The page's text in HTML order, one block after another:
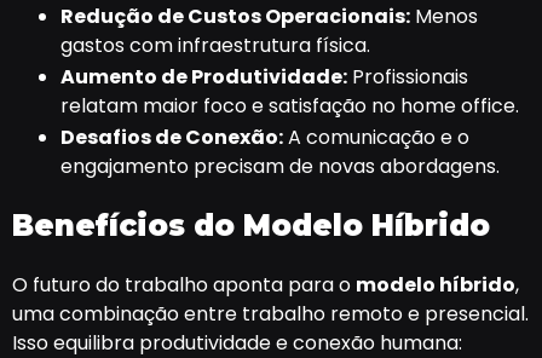
Redução de Custos Operacionais: Menos
gastos com infraestrutura física.
Aumento de Produtividade: Profissionais
relatam maior foco e satisfação no home office.
Desafios de Conexão:A comunicação e o
engajamento precisam de novas abordagens.
Benefícios do Modelo Híbrido
O futuro do trabalho aponta para o modelo híbrido,
uma combinação entre trabalho remoto e presencial.
Isso equilibra produtividade e conexão humana: